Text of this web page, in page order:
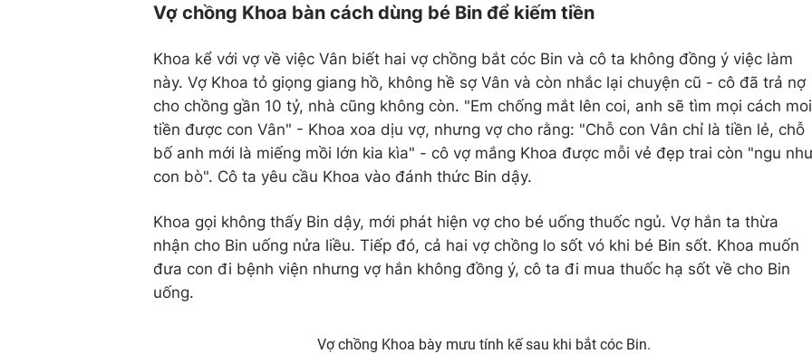
Vợ chồng Khoa bàn cách dùng bé Bin để kiếm tiền
Khoa kể với vợ về việc Vân biết hai vợ chồng bắt cóc Bin và cô ta không đồng ý việc làm
này. Vợ Khoa tỏ giọng giang hồ, không hề sợ Vân và còn nhắc lại chuyện cũ - cô đã trả nợ
cho chồng gần 10 tỷ, nhà cũng không còn. "Em chống mắt lên coi, anh sẽ tìm mọi cách moi
tiền được con Vân" - Khoa xoa dịu vợ, nhưng vợ cho rằng: "Chỗ con Vân chỉ là tiền lẻ, chỗ
bố anh mới là miếng mồi lớn kia kìa" - cô vợ mắng Khoa được mỗi vẻ đẹp trai còn "ngu
con bò". Cô ta yêu cầu Khoa vào đánh thức Bin dậy.
Khoa gọi không thấy Bin dậy, mới phát hiện vợ cho bé uống thuốc ngủ. Vợ hắn ta thừa
nhận cho Bin uống nửa liều. Tiếp đó, cả hai vợ chồng lo sốt vó khi bé Bin sốt. Khoa muốn
đưa con đi bệnh viện nhưng vợ hắn không đồng ý, cô ta đi mua thuốc hạ sốt về cho Bin
uống.
Vợ chồng Khoa bày mưu tính kế sau khi bắt cóc Bin.